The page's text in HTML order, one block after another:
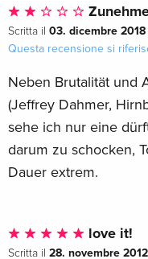
Scritta il 03. dicembre 2018
Questa recensione si
Neben Brutalität und
(Jeffrey Dahmer,
sehe ich nur eine
darum zu schocken,
Dauer extrem.
love it!
Scritta il 28. novembre 2012